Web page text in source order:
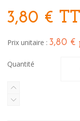
3,80 €
Prix unitaire : 3,80 €
Quantité